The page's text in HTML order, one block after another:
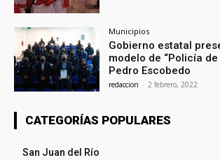
Municipios
Gobierno estatal
modelo de “Policía
Pedro Escobedo
redaccion - 2 febrero, 2022
CATEGORÍAS POPULARES
San Juan del Río